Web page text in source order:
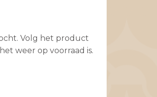
Volg het product
weer op voorraad is.